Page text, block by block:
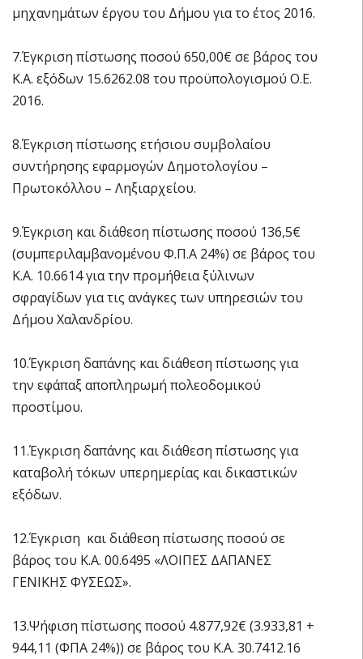
μηχανημάτων έργου του Δήμου για το έτος 2016.
7.Έγκριση πίστωσης ποσού 650,00€ σε βάρος του
Κ.Α. εξόδων 15.6262.08 του προϋπολογισμού Ο.Ε.
2016.
8.Έγκριση πίστωσης ετήσιου συμβολαίου
συντήρησης εφαρμογών Δημοτολογίου –
Πρωτοκόλλου – Ληξιαρχείου.
9.Έγκριση και διάθεση πίστωσης ποσού 136,5€
(συμπεριλαμβανομένου Φ.Π.Α 24%) σε βάρος του
Κ.Α. 10.6614 για την προμήθεια ξύλινων
σφραγίδων για τις ανάγκες των υπηρεσιών του
Δήμου Χαλανδρίου.
10.Έγκριση δαπάνης και διάθεση πίστωσης για
την εφάπαξ αποπληρωμή πολεοδομικού
προστίμου.
11.Έγκριση δαπάνης και διάθεση πίστωσης για
καταβολή τόκων υπερημερίας και δικαστικών
εξόδων.
12.Έγκριση και διάθεση πίστωσης ποσού σε
βάρος του Κ.Α. 00.6495 «ΛΟΙΠΕΣ ΔΑΠΑΝΕΣ
ΓΕΝΙΚΗΣ ΦΥΣΕΩΣ».
13.Ψήφιση πίστωσης ποσού 4.877,92€ (3.933,81 +
944,11 (ΦΠΑ 24%)) σε βάρος του Κ.Α. 30.7412.16